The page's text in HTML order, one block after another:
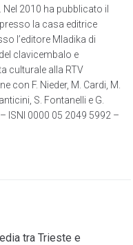
2010 ha pubblicato il
la casa editrice
l’editore Mladika di
clavicembalo e
culturale alla RTV
con F. Nieder, M. Cardi, M.
S. Fontanelli e G.
ISNI 0000 05 2049 5992 –
tra Trieste e